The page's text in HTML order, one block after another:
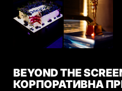
BEYOND THE
КОРПОРАТИВНА